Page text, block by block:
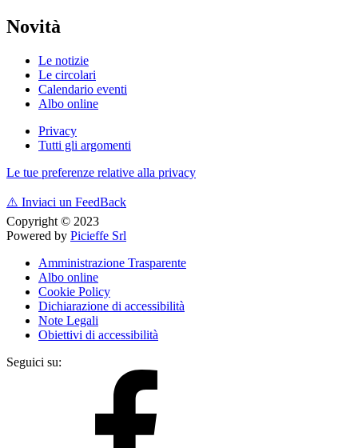
Novità
Le notizie
Le circolari
Calendario eventi
Albo online
Privacy
Tutti gli argomenti
Le tue preferenze relative alla privacy
⚠️ Inviaci un FeedBack
Copyright © 2023
Powered by Picieffe Srl
Amministrazione Trasparente
Albo online
Cookie Policy
Dichiarazione di accessibilità
Note Legali
Obiettivi di accessibilità
Seguici su: